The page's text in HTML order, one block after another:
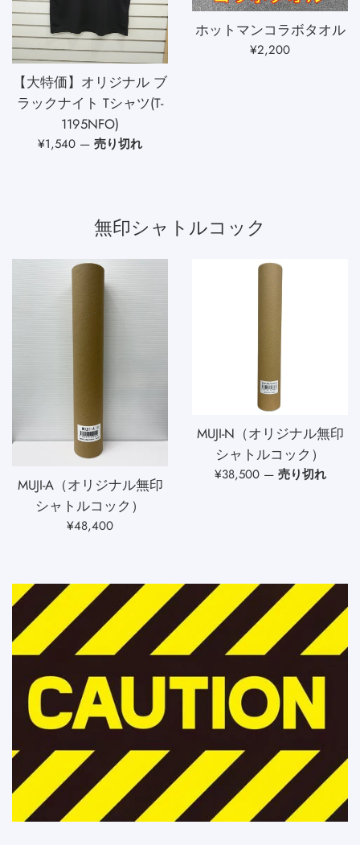
【大特価】オリジナル ブ
ラックナイト Tシャツ(T-
1195NFO)
通
¥1,540 — 売り切れ
ホットマンコラボタオル
通
¥2,200
無印シャトルコック
MUJI-A（オリジナル無印
シャトルコック）
通
格
¥48,400
MUJI-N（オリジナル無印
シャトルコック）
通
¥38,500 — 売り切れ